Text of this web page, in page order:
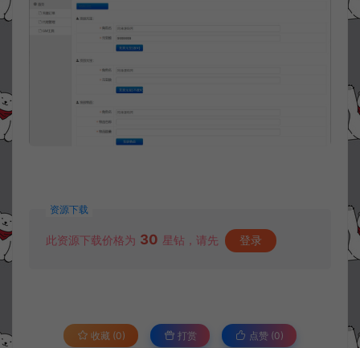
资源下载
此资源下载价格为 30 星钻，请先 登录
收藏 (0) 打赏 点赞 (0)